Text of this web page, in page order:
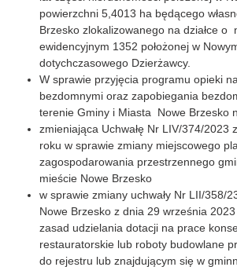
powierzchni 5,4013 ha będącego
Brzesko zlokalizowanego na działce o
ewidencyjnym 1352 położonej w
dotychczasowego Dzierżawcy.
W sprawie przyjęcia programu opieki
bezdomnymi oraz zapobiegania
terenie Gminy i Miasta Nowe Brzesko
zmieniająca Uchwałę Nr LIV/374/2023
roku w sprawie zmiany miejscowego
zagospodarowania przestrzennego
mieście Nowe Brzesko
w sprawie zmiany uchwały Nr LII/358/
Nowe Brzesko z dnia 29 września
zasad udzielania dotacji na prace
restauratorskie lub roboty budowlane
do rejestru lub znajdującym się w